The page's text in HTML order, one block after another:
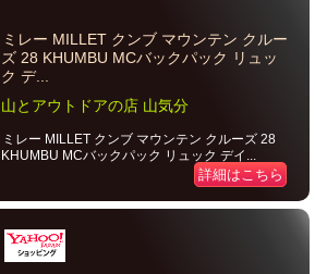
ミレー MILLET クンブ マウンテン クルー
ズ 28 KHUMBU MCバックパック リュッ
ク デ...
山とアウトドアの店 山気分
ミレー MILLET クンブ マウンテン クルーズ 28
KHUMBU MCバックパック リュック デイ...
詳細はこちら